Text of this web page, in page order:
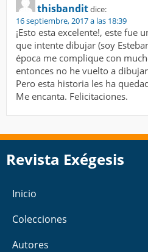
thisbanditdice:
16 septiembre, 2017 a las 18:39
¡Esto esta excelente!, este fue
que intente dibujar (soy
época me complique con
entonces no he vuelto a
Pero esta historia les ha
Me encanta. Felicitaciones.
Revista Exégesis
Inicio
Colecciones
Autores